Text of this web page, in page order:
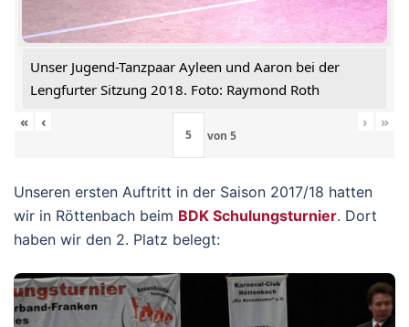
Unser Jugend-Tanzpaar Ayleen und Aaron bei der
Lengfurter Sitzung 2018. Foto: Raymond Roth
«
‹
von 5
› »
Unseren ersten Auftritt in der Saison 2017/18 hatten
wir in Röttenbach beim BDK Schulungsturnier. Dort
haben wir den 2. Platz belegt: